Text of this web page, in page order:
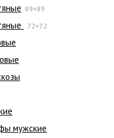
89×89
72×72
мужские